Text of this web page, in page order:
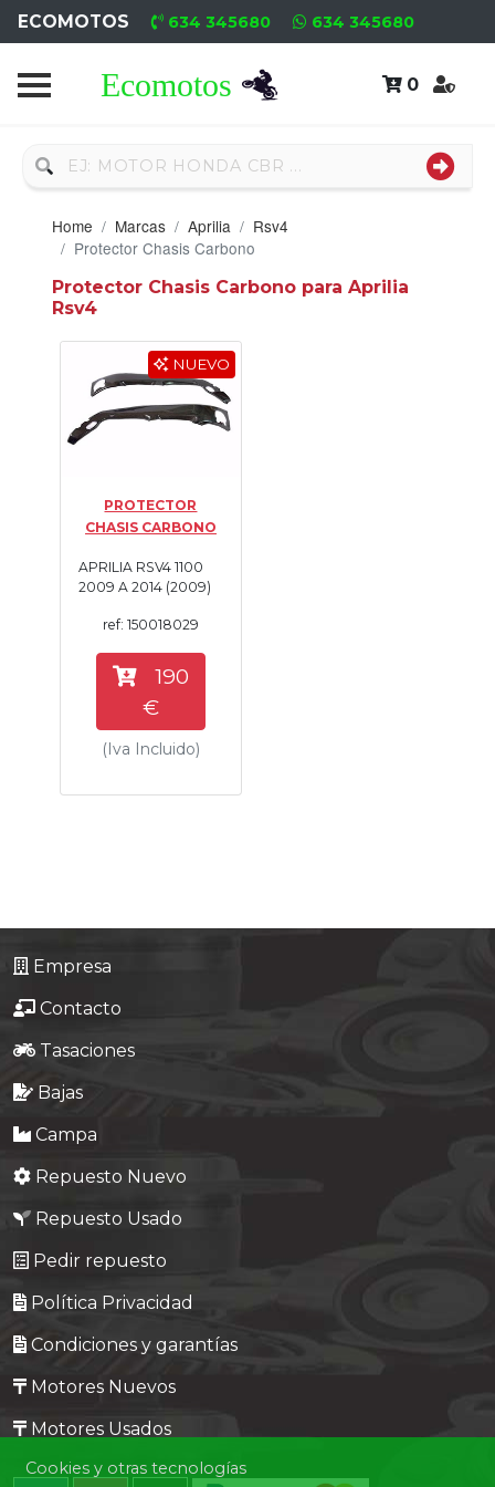
ECOMOTOS 634 345680 634 345680
0
Home
Usado
Neumáticos
Campa
Motores
Nuevos
Motores
Tasaciones
Formulario
Empresa
Contacto
Home Marcas Aprilia
Rsv4
Protector Chasis Carbono
Protector Chasis Carbono para Aprilia
Rsv4
NUEVO
PROTECTOR
CHASIS CARBONO
APRILIA RSV4 1100
2009 A 2014 (2009)
ref: 150018029
190
€
(Iva Incluido)
Empresa
Contacto
Tasaciones
Bajas
Campa
Repuesto Nuevo
Repuesto Usado
Pedir repuesto
Política Privacidad
Condiciones y garantías
Motores Nuevos
Motores Usados
Cookies y otras tecnologías